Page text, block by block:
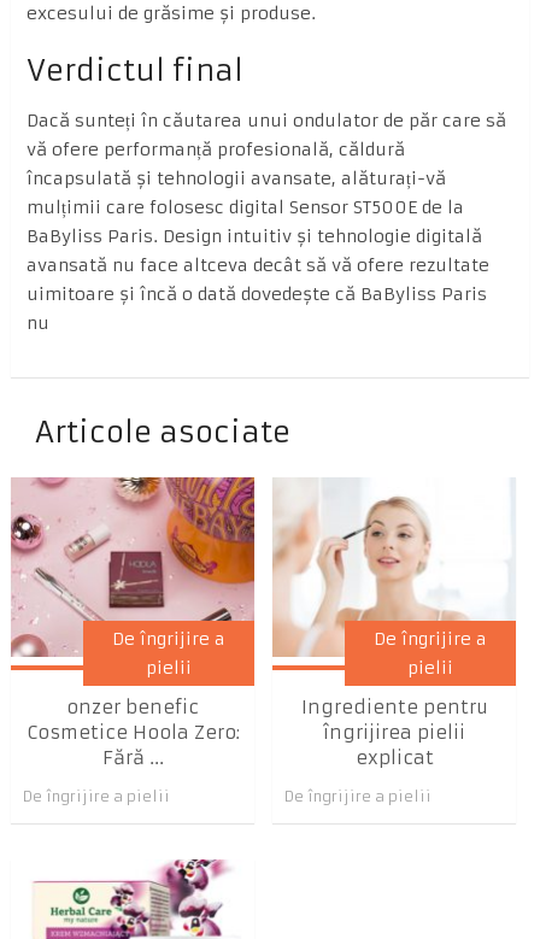
excesului de grăsime și produse.
Verdictul final
Dacă sunteți în căutarea unui ondulator de păr care să
vă ofere performanță profesională, căldură
încapsulată și tehnologii avansate, alăturați-vă
mulțimii care folosesc digital Sensor ST500E de la
BaByliss Paris. Design intuitiv și tehnologie digitală
avansată nu face altceva decât să vă ofere rezultate
uimitoare și încă o dată dovedește că BaByliss Paris
nu
Articole asociate
De îngrijire a
pielii
onzer benefic
Cosmetice Hoola Zero:
Fără ...
De îngrijire a pielii
De îngrijire a
pielii
Ingrediente pentru
îngrijirea pielii
explicat
De îngrijire a pielii